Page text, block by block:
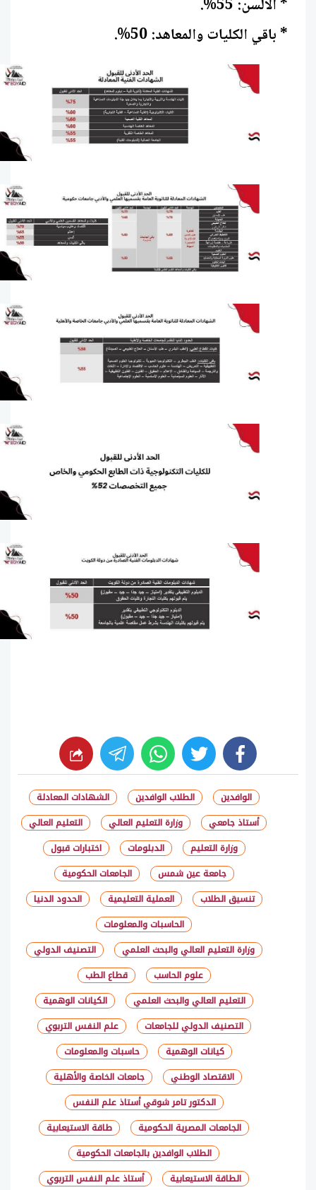
* الألسن: 55%.
* باقي الكليات والمعاهد: 50%.
facebook
twitter
whats
الوافدين الطلاب الوافدين
الشهادات المعادلة
أستاذ جامعي
وزارة التعليم العالي
التعليم العالي
وزارة التعليم
الدبلومات
اختبارات قبول
جامعة عين شمس
الجامعات الحكومية
تنسيق الطلاب
العملية التعليمية
الحدود الدنيا
الحاسبات والمعلومات
وزارة التعليم العالي والبحث العلمي
التصنيف الدولي
علوم الحاسب
قطاع الطب
التعليم العالي والبحث العلمي
الكيانات الوهمية
التصنيف الدولي للجامعات
علم النفس التربوي
كيانات الوهمية
حاسبات والمعلومات
الاقتصاد الوطني
جامعات الخاصة والأهلية
الدكتور تامر شوقي أستاذ علم النفس
الجامعات المصرية الحكومية
طاقة الاستيعابية
الطلاب الوافدين بالجامعات الحكومية
الطاقة الاستيعابية
أستاذ علم النفس التربوي